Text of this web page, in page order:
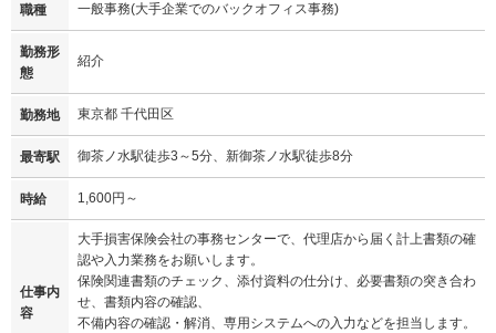
職種 一般事務(大手企業でのバックオフィス事務)
勤務形
態
紹介
勤務地 東京都 千代田区
最寄駅 御茶ノ水駅徒歩3～5分、新御茶ノ水駅徒歩8分
時給 1,600円～
仕事内
容
大手損害保険会社の事務センターで、代理店から届く計上書類の確
認や入力業務をお願いします。
保険関連書類のチェック、添付資料の仕分け、必要書類の突き合わ
せ、書類内容の確認、
不備内容の確認・解消、専用システムへの入力などを担当します。